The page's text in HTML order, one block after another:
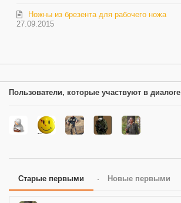
27.09.2015
Ножны из брезента для рабочего ножа
Пользователи, которые участвуют в диалоге
Старые первыми Новые первыми